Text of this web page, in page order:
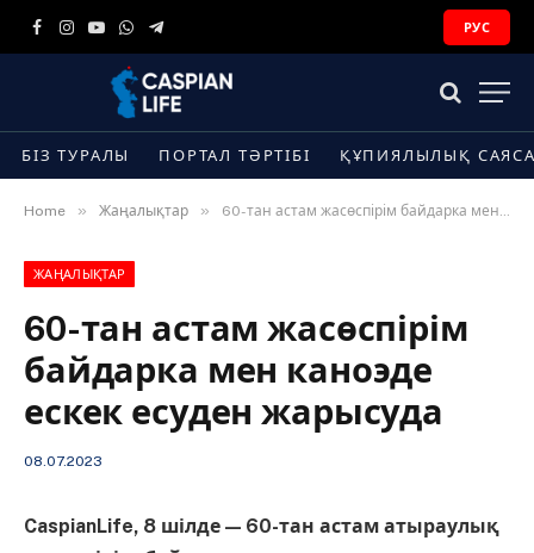
Facebook
Instagram
YouTube
WhatsApp
Telegram
РУС
БІЗ ТУРАЛЫ ПОРТАЛ ТӘРТІБІ ҚҰПИЯЛЫЛЫҚ
Home » Жаңалықтар » 60-тан астам жасөспірім байдарка мен каноэде ескек есуден жарысуда
ЖАҢАЛЫҚТАР
60-тан астам жасөспірім
байдарка мен каноэде
ескек есуден жарысуда
08.07.2023
CaspianLife, 8 шілде — 60-тан астам атыраулық